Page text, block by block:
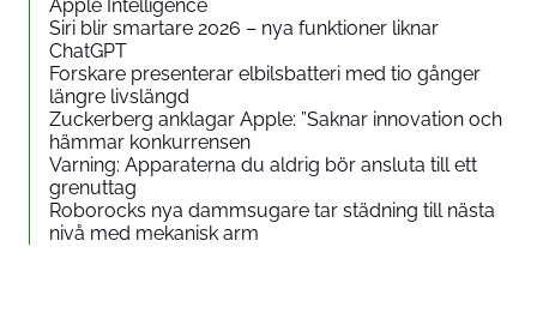
Apple Intelligence
Siri blir smartare 2026 – nya funktioner liknar
ChatGPT
Forskare presenterar elbilsbatteri med tio gånger
längre livslängd
Zuckerberg anklagar Apple: ”Saknar innovation och
hämmar konkurrensen
Varning: Apparaterna du aldrig bör ansluta till ett
grenuttag
Roborocks nya dammsugare tar städning till nästa
nivå med mekanisk arm